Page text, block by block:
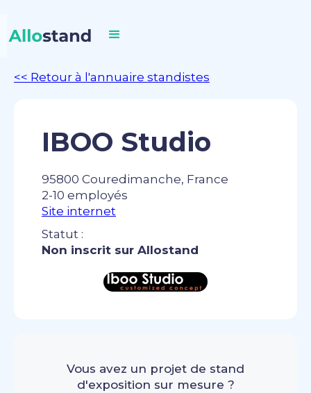
<< Retour à l'annuaire standistes
IBOO Studio
95800 Couredimanche, France
2-10 employés
Site internet
Statut :
Non inscrit sur Allostand
Vous avez un projet de stand
d'exposition sur mesure ?